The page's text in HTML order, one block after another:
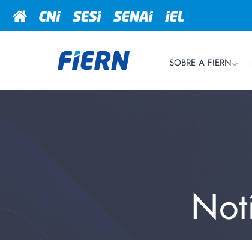
SOBRE A FIERN